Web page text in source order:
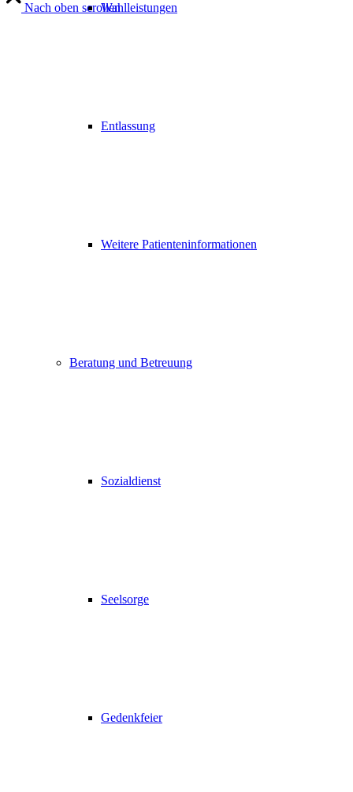
Wahlleistungen
Entlassung
Weitere Patienteninformationen
Beratung und Betreuung
Sozialdienst
Seelsorge
Gedenkfeier
Nach oben scrollen